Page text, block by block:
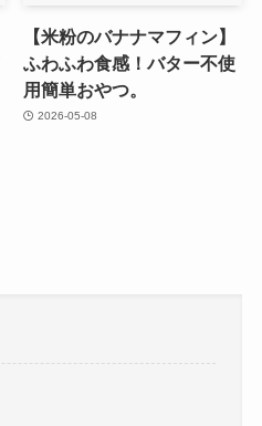
【米粉のバナナマフィン】
ふわふわ食感！バター不使
用簡単おやつ。
2026-05-08